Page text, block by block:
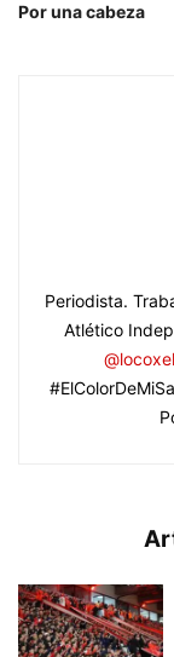
Por una cabeza
Periodista.
Atlético